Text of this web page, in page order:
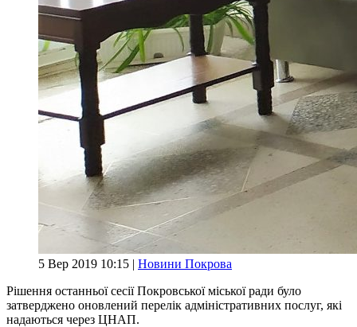
5 Вер 2019 10:15 | Новини Покрова
Рішення останньої сесії Покровської міської ради було
затверджено оновлений перелік адміністративних послуг, які
надаються через ЦНАП.